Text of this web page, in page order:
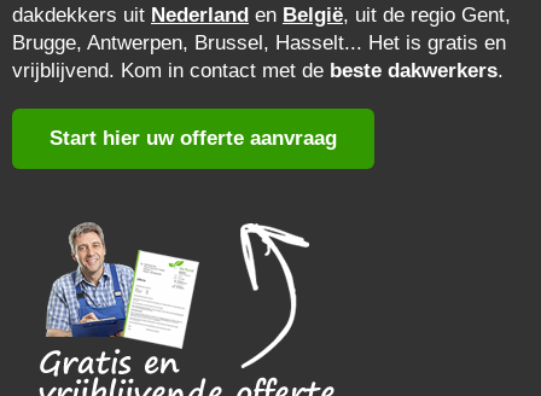
dakdekkers uit Nederland en België, uit de regio Gent,
Brugge, Antwerpen, Brussel, Hasselt... Het is gratis en
vrijblijvend. Kom in contact met de beste dakwerkers.
Start hier uw offerte aanvraag